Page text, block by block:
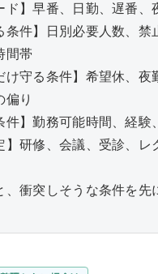
ド】早番、日勤、遅番
条件】日別必要人数、
間帯
け守る条件】希望休、
偏り
件】勤務可能時間、経
】研修、会議、受診、レ
、衝突しそうな条件を先